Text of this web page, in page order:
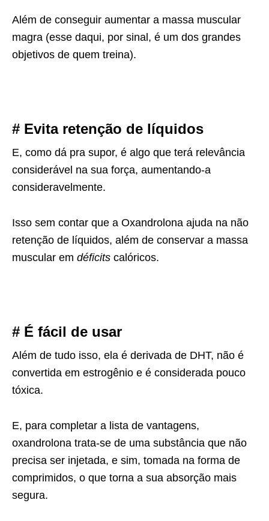
Além de conseguir aumentar a massa muscular
magra (esse daqui, por sinal, é um dos grandes
objetivos de quem treina).
# Evita retenção de líquidos
E, como dá pra supor, é algo que terá relevância
considerável na sua força, aumentando-a
consideravelmente.
Isso sem contar que a Oxandrolona ajuda na não
retenção de líquidos, além de conservar a massa
muscular em déficits calóricos.
# É fácil de usar
Além de tudo isso, ela é derivada de DHT, não é
convertida em estrogênio e é considerada pouco
tóxica.
E, para completar a lista de vantagens,
oxandrolona trata-se de uma substância que não
precisa ser injetada, e sim, tomada na forma de
comprimidos, o que torna a sua absorção mais
segura.